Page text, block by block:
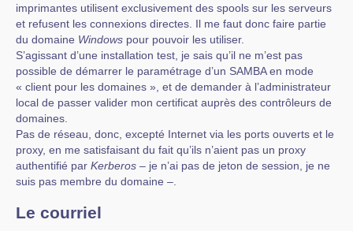
imprimantes utilisent exclusivement des spools sur les serveurs
et refusent les connexions directes. Il me faut donc faire partie
du domaine Windows pour pouvoir les utiliser.
S’agissant d’une installation test, je sais qu’il ne m’est pas
possible de démarrer le paramétrage d’un SAMBA en mode
« client pour les domaines », et de demander à l’administrateur
local de passer valider mon certificat auprès des contrôleurs de
domaines.
Pas de réseau, donc, excepté Internet via les ports ouverts et le
proxy, en me satisfaisant du fait qu’ils n’aient pas un proxy
authentifié par Kerberos – je n’ai pas de jeton de session, je ne
suis pas membre du domaine –.
Le courriel